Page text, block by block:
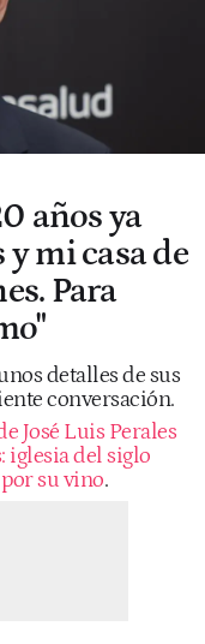
años ya
mi casa de
Para
detalles de sus
conversación.
José Luis Perales
iglesia del siglo
su vino.